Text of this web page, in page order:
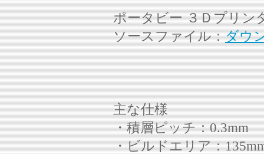
ポータビー ３Ｄプリン
ソースファイル：ダウ
主な仕様
・積層ピッチ：0.3mm
・ビルドエリア：